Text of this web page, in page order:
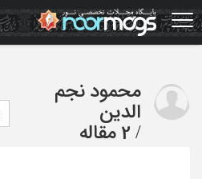
Skip
to
main
محمود نجم
الدین
/ 2 مقاله